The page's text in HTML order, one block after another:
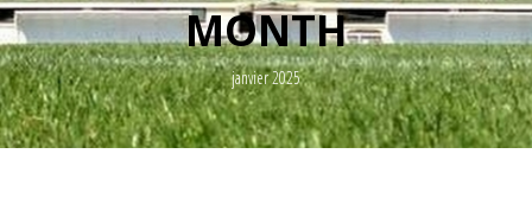
MONTH
janvier 2025